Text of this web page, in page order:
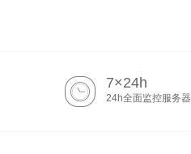
7×24h
24h全面监控服务器